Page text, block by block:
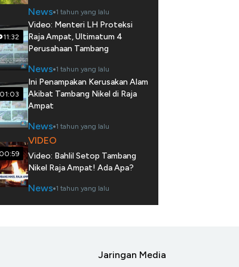
News 1 tahun yang lalu
11:32
Video: Menteri LH Proteksi
Raja Ampat, Ultimatum 4
Perusahaan Tambang
News 1 tahun yang lalu
01:03
Ini Penampakan Kerusakan Alam
Akibat Tambang Nikel di Raja
Ampat
News 1 tahun yang lalu
VIDEO
Video: Bahlil Setop Tambang
Nikel Raja Ampat! Ada Apa?
News 1 tahun yang lalu
Jaringan Media